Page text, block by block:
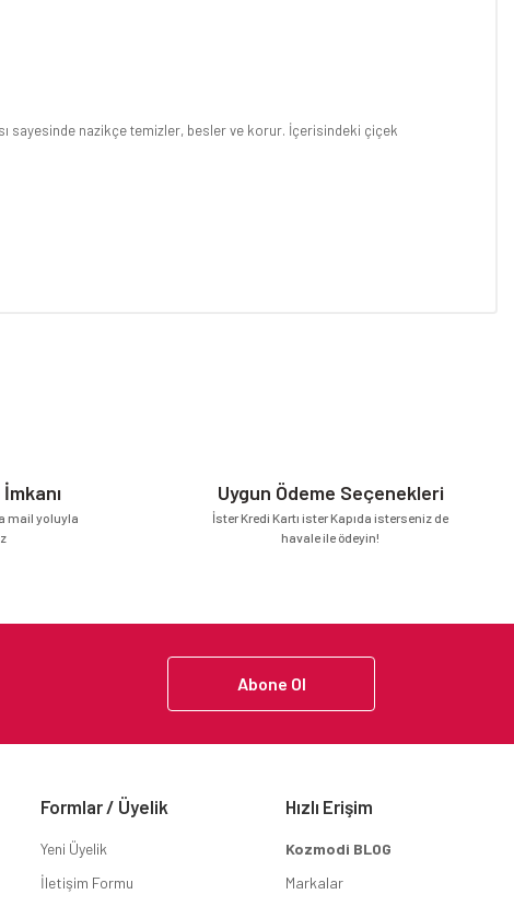
sayesinde nazikçe temizler, besler ve korur. İçerisindeki çiçek
mail yoluyla
Uygun Ödeme Seçenekleri
İster Kredi Kartı ister Kapıda isterseniz de
havale ile ödeyin!
Abone Ol
Formlar / Üyelik
Yeni Üyelik
İletişim Formu
Hızlı Erişim
Kozmodi BLOG
Markalar